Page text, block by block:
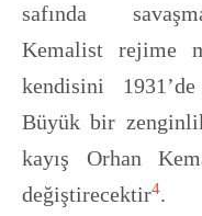
safında
Kemalist rejime
kendisini
Büyük bir
kayış Orhan
değiştirecektir4.